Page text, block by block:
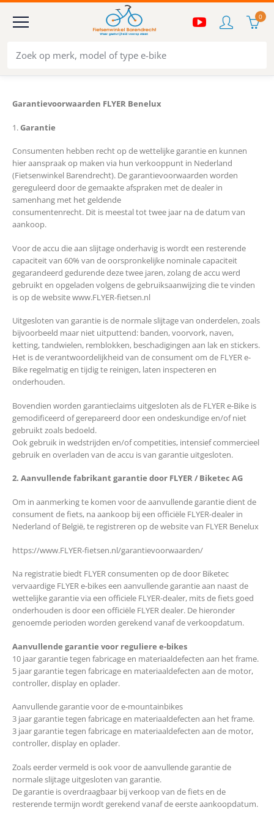
0
Garantievoorwaarden FLYER Benelux
1. Garantie
Consumenten hebben recht op de wettelijke garantie en kunnen
hier aanspraak op maken via hun verkooppunt in Nederland
(Fietsenwinkel Barendrecht). De garantievoorwaarden worden
gereguleerd door de gemaakte afspraken met de dealer in
samenhang met het geldende
consumentenrecht. Dit is meestal tot twee jaar na de datum van
aankoop.
Voor de accu die aan slijtage onderhavig is wordt een resterende
capaciteit van 60% van de oorspronkelijke nominale capaciteit
gegarandeerd gedurende deze twee jaren, zolang de accu werd
gebruikt en opgeladen volgens de gebruiksaanwijzing die te vinden
is op de website www.FLYER-fietsen.nl
Uitgesloten van garantie is de normale slijtage van onderdelen, zoals
bijvoorbeeld maar niet uitputtend: banden, voorvork, naven,
ketting, tandwielen, remblokken, beschadigingen aan lak en stickers.
Het is de verantwoordelijkheid van de consument om de FLYER e-
Bike regelmatig en tijdig te reinigen, laten inspecteren en
onderhouden.
Bovendien worden garantieclaims uitgesloten als de FLYER e-Bike is
gemodificeerd of gerepareerd door een ondeskundige en/of niet
gebruikt zoals bedoeld.
Ook gebruik in wedstrijden en/of competities, intensief commercieel
gebruik en overladen van de accu is van garantie uitgesloten.
2. Aanvullende fabrikant garantie door FLYER / Biketec AG
Om in aanmerking te komen voor de aanvullende garantie dient de
consument de fiets, na aankoop bij een officiële FLYER-dealer in
Nederland of België, te registreren op de website van FLYER Benelux
https://www.FLYER-fietsen.nl/garantievoorwaarden/
Na registratie biedt FLYER consumenten op de door Biketec
vervaardige FLYER e-bikes een aanvullende garantie aan naast de
wettelijke garantie via een officiele FLYER-dealer, mits de fiets goed
onderhouden is door een officiële FLYER dealer. De hieronder
genoemde perioden worden gerekend vanaf de verkoopdatum.
Aanvullende garantie voor reguliere e-bikes
10 jaar garantie tegen fabricage en materiaaldefecten aan het frame.
5 jaar garantie tegen fabricage en materiaaldefecten aan de motor,
controller, display en oplader.
Aanvullende garantie voor de e-mountainbikes
3 jaar garantie tegen fabricage en materiaaldefecten aan het frame.
3 jaar garantie tegen fabricage en materiaaldefecten aan de motor,
controller, display en oplader.
Zoals eerder vermeld is ook voor de aanvullende garantie de
normale slijtage uitgesloten van garantie.
De garantie is overdraagbaar bij verkoop van de fiets en de
resterende termijn wordt gerekend vanaf de eerste aankoopdatum.